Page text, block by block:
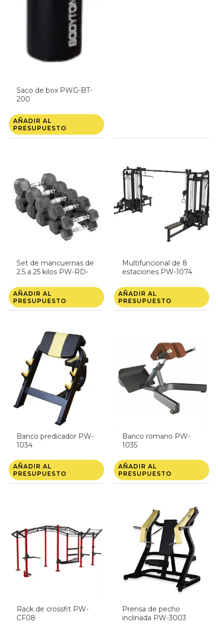
Saco de box PWG-BT-
200
AÑADIR AL
PRESUPUESTO
Set de mancuernas de
2.5 a 25 kilos PW-RD-
AÑADIR AL
PRESUPUESTO
Multifuncional de 8
estaciones PW-1074
AÑADIR AL
PRESUPUESTO
Banco predicador PW-
1034
AÑADIR AL
PRESUPUESTO
Banco romano PW-
1035
AÑADIR AL
PRESUPUESTO
Rack de crossfit PW-
CF08
Prensa de pecho
inclinada PW-3003